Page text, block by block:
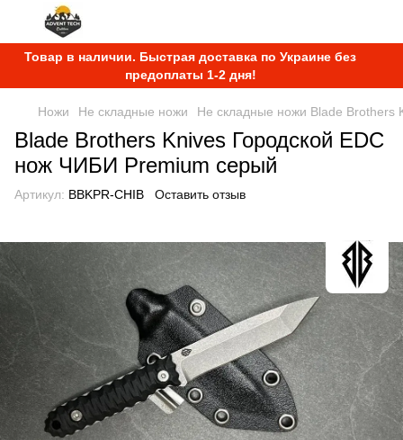
Товар в наличии. Быстрая доставка по Украине без
предоплаты 1-2 дня!
Ножи Не складные ножи Не складные ножи Blade Brothers
Blade Brothers Knives Городской EDC
нож ЧИБИ Premium серый
Артикул: BBKPR-CHIB Оставить отзыв